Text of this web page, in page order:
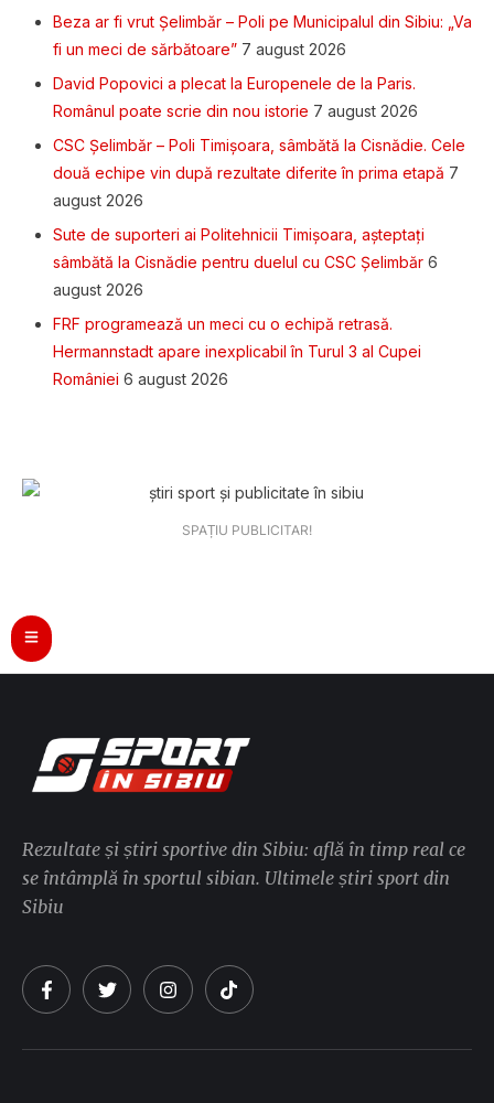
Beza ar fi vrut Șelimbăr – Poli pe Municipalul din Sibiu: „Va
fi un meci de sărbătoare” 7 august 2026
David Popovici a plecat la Europenele de la Paris.
Românul poate scrie din nou istorie 7 august 2026
CSC Șelimbăr – Poli Timișoara, sâmbătă la Cisnădie. Cele
două echipe vin după rezultate diferite în prima etapă 7
august 2026
Sute de suporteri ai Politehnicii Timișoara, așteptați
sâmbătă la Cisnădie pentru duelul cu CSC Șelimbăr 6
august 2026
FRF programează un meci cu o echipă retrasă.
Hermannstadt apare inexplicabil în Turul 3 al Cupei
României 6 august 2026
SPAȚIU PUBLICITAR!
Rezultate și știri sportive din Sibiu: află în timp real ce
se întâmplă în sportul sibian. Ultimele știri sport din
Sibiu